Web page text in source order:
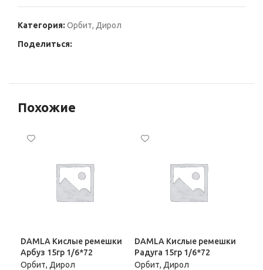
Категория: Орбит, Дирол
Поделиться:
Похожие
DAMLA Кислые ремешки
Арбуз 15гр 1/6*72
Орбит, Дирол
DAMLA Кислые ремешки
Радуга 15гр 1/6*72
Орбит, Дирол